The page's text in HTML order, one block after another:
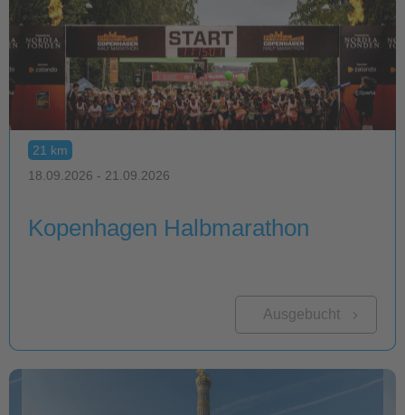
21 km
18.09.2026 - 21.09.2026
Kopenhagen Halbmarathon
Ausgebucht